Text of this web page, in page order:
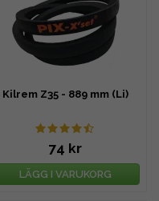
Kilrem Z35 - 889 mm (Li)
74 kr
LÄGG I VARUKORG